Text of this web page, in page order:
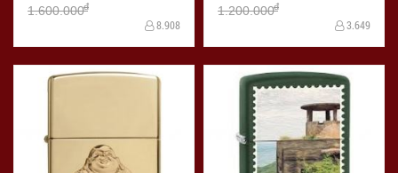
1.600.000đ
8.908
1.200.000đ
3.649